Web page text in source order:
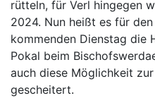
rütteln, für Verl hingegen
2024. Nun heißt es für
kommenden Dienstag die
Pokal beim
auch diese Möglichkeit
gescheitert.